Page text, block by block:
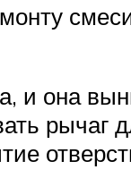
и она
рычаг